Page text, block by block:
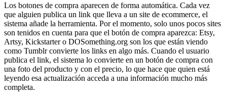
Los botones de compra aparecen de forma automática. Cada vez
que alguien publica un link que lleva a un site de ecommerce, el
sistema añade la herramienta. Por el momento, solo unos pocos sites
son tenidos en cuenta para que el botón de compra aparezca: Etsy,
Artsy, Kickstarter o DOSomething.org son los que están viendo
como Tumblr convierte los links en algo más. Cuando el usuario
publica el link, el sistema lo convierte en un botón de compra con
una foto del producto y con el precio, lo que hace que quien está
leyendo esa actualización acceda a una información mucho más
completa.